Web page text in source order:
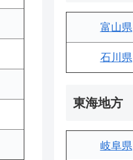
富山県
石川県
東海地方
岐阜県